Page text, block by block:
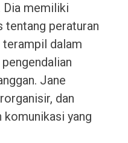
Dia memiliki
tentang peraturan
terampil dalam
Jane
dan
yang